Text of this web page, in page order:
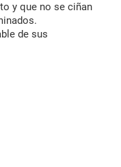
y que no se ciñan
de sus